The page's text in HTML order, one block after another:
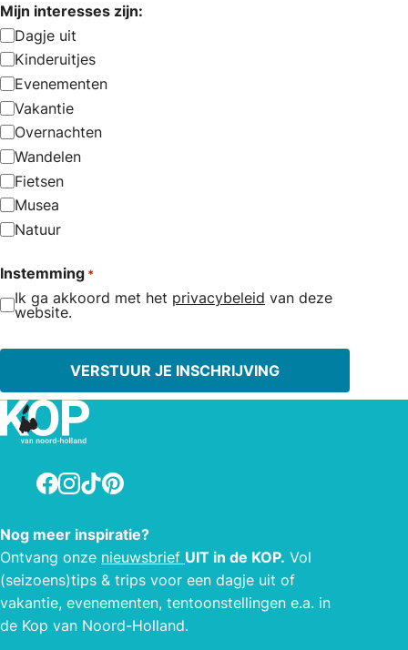
Mijn interesses zijn:
Dagje uit
Kinderuitjes
Evenementen
Vakantie
Overnachten
Wandelen
Fietsen
Musea
Natuur
Instemming *
Ik ga akkoord met het privacybeleid van deze
website.
Facebook
Instagram
TikTokPinterest
Nog meer inspiratie?
Ontvang onze nieuwsbrief UIT in de KOP. Vol
(seizoens)tips & trips voor een dagje uit of
vakantie, evenementen, tentoonstellingen e.a. in
de Kop van Noord-Holland.